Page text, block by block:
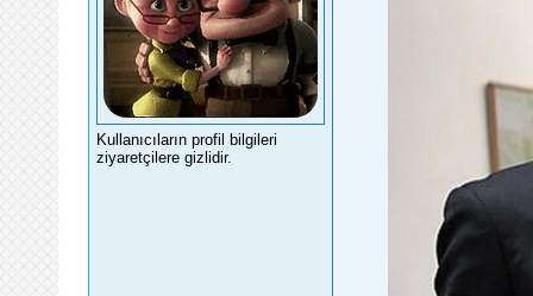
Kullanıcıların profil bilgileri
ziyaretçilere gizlidir.